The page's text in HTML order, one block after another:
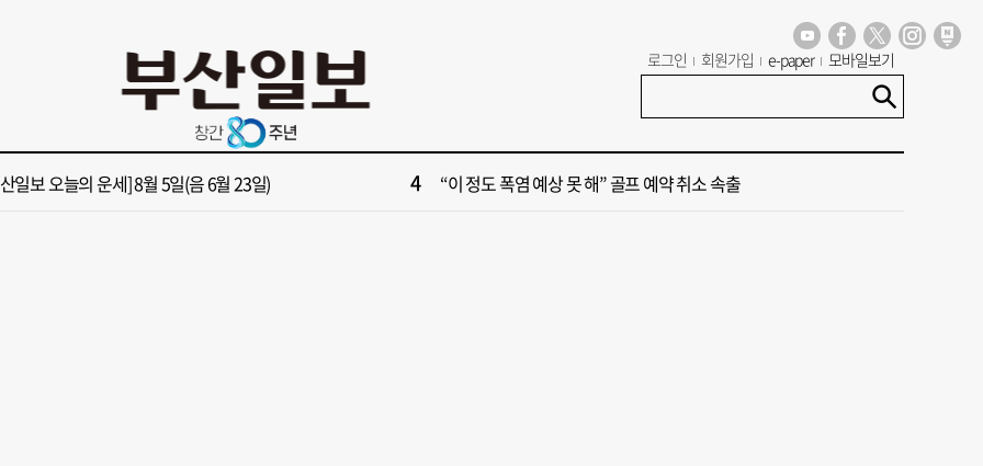
로그인 회원가입 e-paper 모바일보기
] 폭염 부추기는 제13호 태풍 '돌핀' 이동경로 유동적…북쪽으로 꺾일까 [속보] 극우성향 단체 '신남성연대' 대표 숨진 채 발견
일보 오늘의 운세] 8월 5일(음 6월 23일) “이 정도 폭염 예상 못 해” 골프 예약 취소 속출
시장 가이드' 자처한 한동훈…'구포데이'로 북구 알리기 총력 6 ‘불가마 부산’ 식히려면 꽉 막힌 바람길 53곳 열어라